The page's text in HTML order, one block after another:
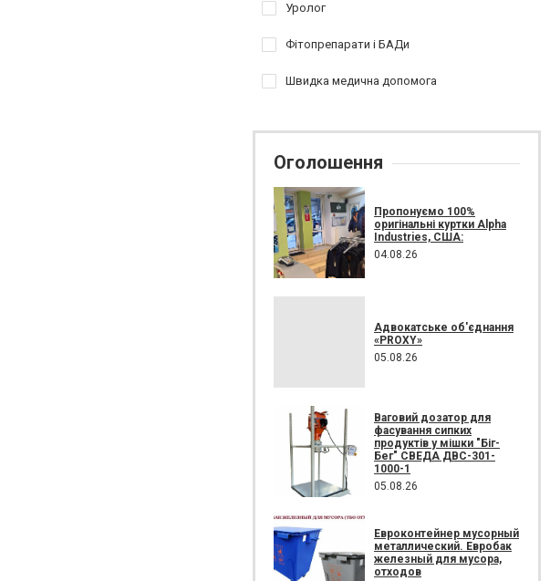
Уролог
Фітопрепарати і БАДи
Швидка медична допомога
Оголошення
Пропонуємо 100%
оригінальні куртки Alpha
Industries, США:
04.08.26
Адвокатське об'єднання
«PROXY»
05.08.26
Ваговий дозатор для
фасування сипких
продуктів у мішки "Біг-
Бег" СВЕДА ДВС-301-
1000-1
05.08.26
Евроконтейнер мусорный
металлический. Евробак
железный для мусора,
отходов